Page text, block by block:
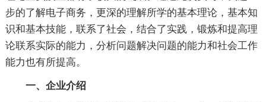
步的了解电子商务，更深的理解所学的基本理论，基本知
识和基本技能，联系了社会，结合了实践，锻炼和提高理
论联系实际的能力，分析问题解决问题的能力和社会工作
能力也有所提高。
一、企业介绍